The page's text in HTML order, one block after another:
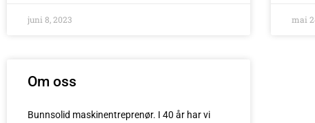
juni 8, 2023 mai
Om oss
Bunnsolid maskinentreprenør. I 40 år har vi